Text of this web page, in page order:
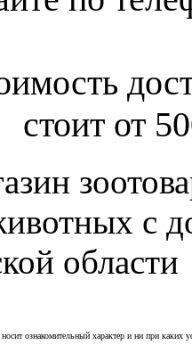
стоит от
с
области
ознакомительный характер и ни при